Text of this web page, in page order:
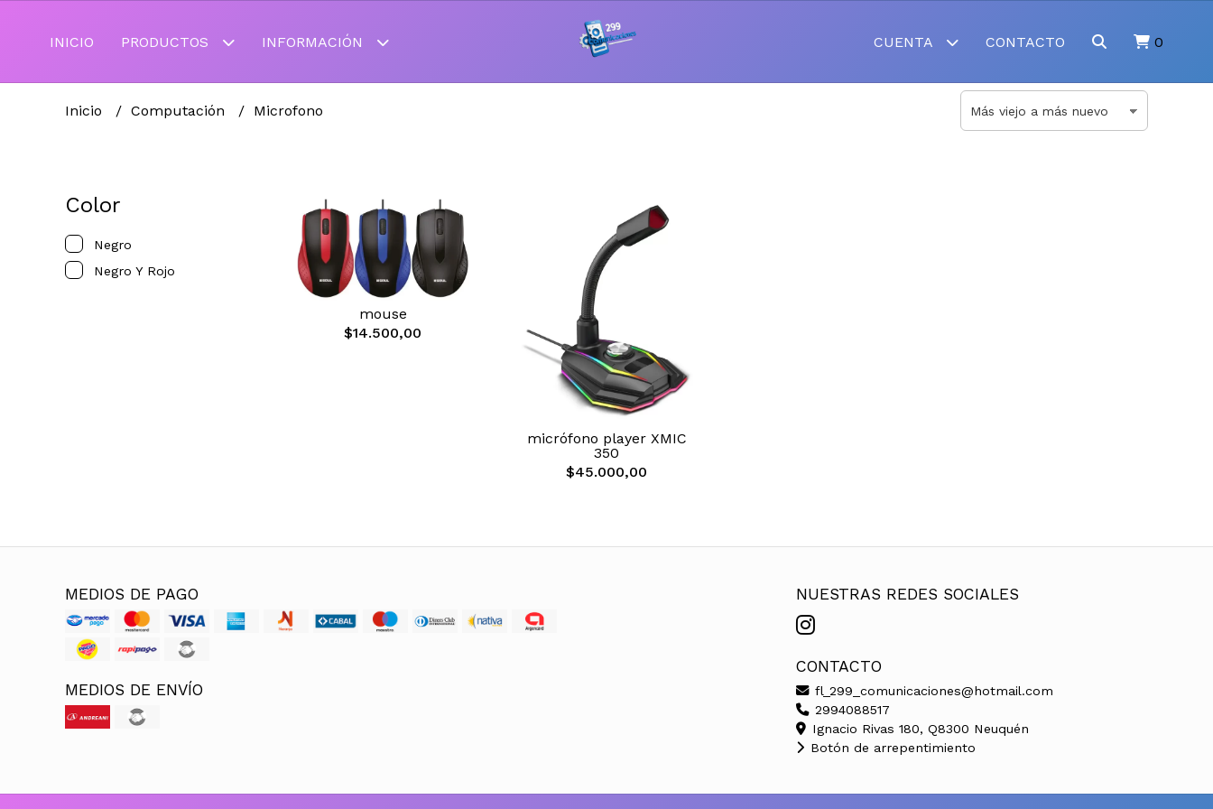
INICIO PRODUCTOS INFORMACIÓN CUENTA CONTACTO 0
Inicio Computación Microfono
Color
Negro
Negro Y Rojo
mouse
$14.500,00
micrófono player XMIC
350
$45.000,00
MEDIOS DE PAGO
MEDIOS DE ENVÍO
NUESTRAS REDES SOCIALES
CONTACTO
fl_299_comunicaciones@hotmail.com
2994088517
Ignacio Rivas 180, Q8300 Neuquén
Botón de arrepentimiento